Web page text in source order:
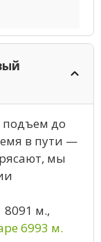
до
в пути —
мы
м.,
6993 м.